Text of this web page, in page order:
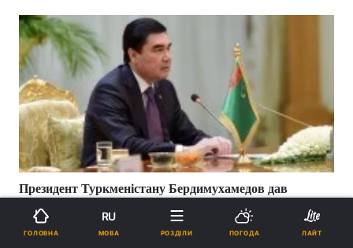
Президент Туркменістану Бердимухамедов дав
зрозуміти, що має намір піти з посади
21:51, 12.02.2022
ГОЛОВНА
RU
МОВА РОЗДІЛИ ПОГОДА ЛАЙТ